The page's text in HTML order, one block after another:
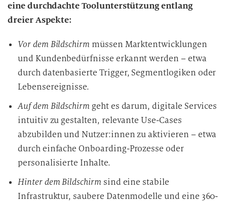
eine durchdachte Toolunterstützung entlang
dreier Aspekte:
Vor dem Bildschirm müssen Marktentwicklungen
und Kundenbedürfnisse erkannt werden – etwa
durch datenbasierte Trigger, Segmentlogiken oder
Lebensereignisse.
Auf dem Bildschirm geht es darum, digitale Services
intuitiv zu gestalten, relevante Use-Cases
abzubilden und Nutzer:innen zu aktivieren – etwa
durch einfache Onboarding-Prozesse oder
personalisierte Inhalte.
Hinter dem Bildschirmsind eine stabile
Infrastruktur, saubere Datenmodelle und eine 360-